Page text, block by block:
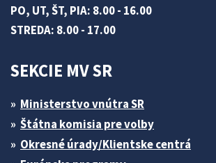
PO, UT, ŠT, PIA: 8.00 - 16.00
STREDA: 8.00 - 17.00
SEKCIE MV SR
Ministerstvo vnútra SR
Štátna komisia pre volby
Okresné úrady/Klientske centrá